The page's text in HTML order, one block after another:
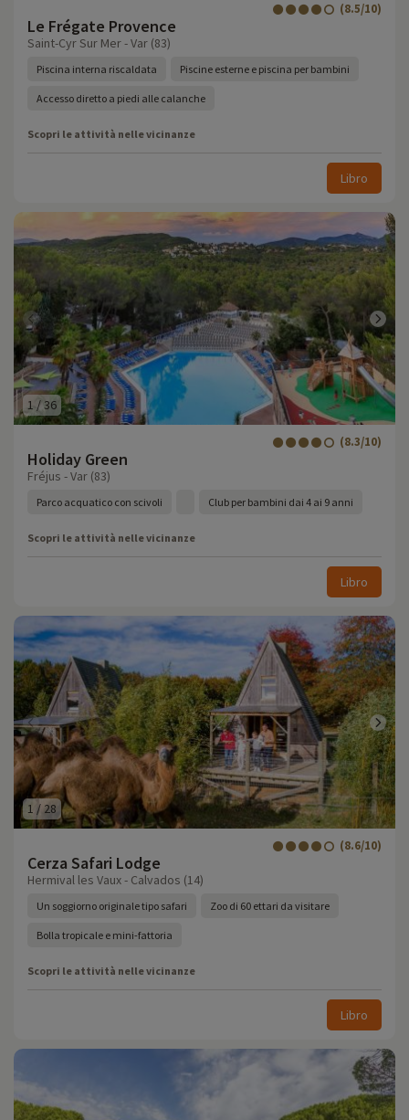
Le Frégate Provence
(8.5/10)
Saint-Cyr Sur Mer - Var (83)
Piscina interna riscaldata Piscine esterne e piscina per bambini
Accesso diretto a piedi alle calanche
Scopri le attività nelle vicinanze
Libro
1 /36
Holiday Green
(8.3/10)
Fréjus - Var (83)
Parco acquatico con scivoli Club per bambini dai 4 ai 9 anni
Scopri le attività nelle vicinanze
Libro
1 /28
Cerza Safari Lodge
(8.6/10)
Hermival les Vaux - Calvados (14)
Un soggiorno originale tipo safari Zoo di 60 ettari da visitare
Bolla tropicale e mini-fattoria
Scopri le attività nelle vicinanze
Libro